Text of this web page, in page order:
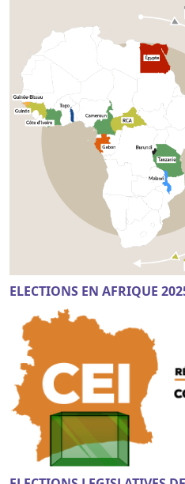
ELECTIONS EN AFRIQUE